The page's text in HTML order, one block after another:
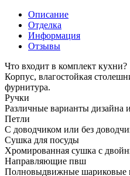
Описание
Отделка
Информация
Отзывы
Что входит в комплект кухни?
Корпус, влагостойкая
фурнитура.
Ручки
Различные варианты дизайна
Петли
С доводчиком или без
Сушка для посуды
Хромированная сушка с
Направляющие пвш
Полновыдвижные шариковые